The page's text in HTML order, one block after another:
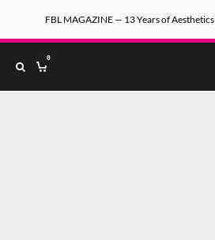
FBL MAGAZINE — 13 Years of
0